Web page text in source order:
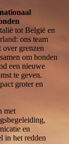
tot België en
ons team
over grenzen
om honden
een nieuwe
te geven.
groter en
met
en
in het redden